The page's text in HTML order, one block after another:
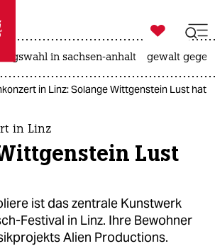
taz zahl ich
taz zahl ich

taz zahl ich
in sachsen-anhalt gewalt
in Linz: Solange Wittgenstein Lust hat
in Linz
Lust
ist das zentrale Kunstwerk
Festival in Linz. Ihre Bewohner
Alien Productions.